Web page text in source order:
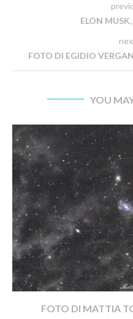
ELON
FOTO DI EGIDIO
YOU
FOTO DI MATTIA